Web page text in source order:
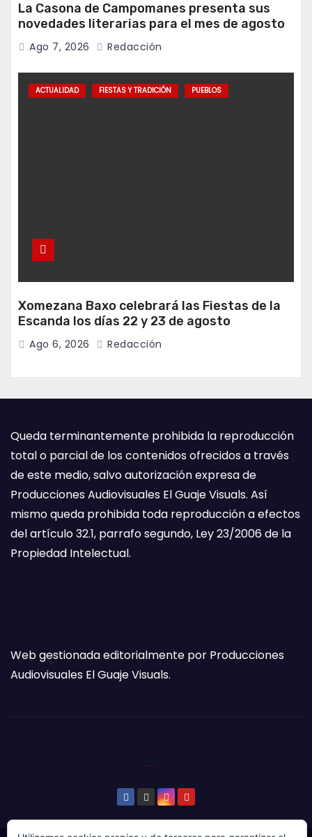
La Casona de Campomanes presenta sus
novedades literarias para el mes de agosto
Ago 7, 2026 Redacción
ACTUALIDAD FIESTAS Y TRADICIÓN PUEBLOS
Xomezana Baxo celebrará las Fiestas de la
Escanda los días 22 y 23 de agosto
Ago 6, 2026 Redacción
Queda terminantemente prohibida la reproducción
total o parcial de los contenidos ofrecidos a través
de este medio, salvo autorización expresa de
Producciones Audiovisuales El Guaje Visuals. Así
mismo queda prohibida toda reproducción a efectos
del artículo 32.1, parrafo segundo, Ley 23/2006 de la
Propiedad Intelectual.
Web gestionada editorialmente por Producciones
Audiovisuales El Guaje Visuals.